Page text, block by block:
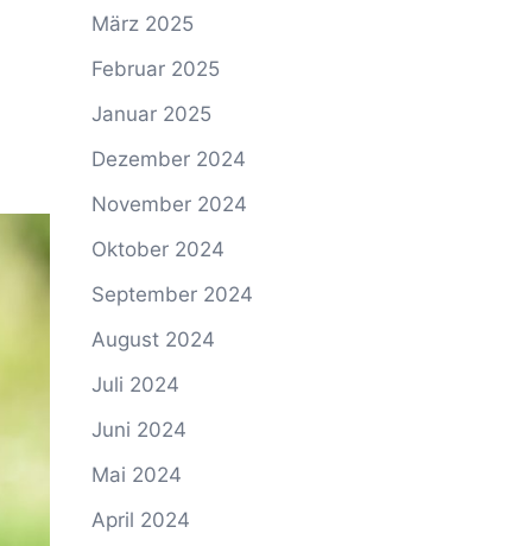
März 2025
Februar 2025
Januar 2025
Dezember 2024
November 2024
Oktober 2024
September 2024
August 2024
Juli 2024
Juni 2024
Mai 2024
April 2024